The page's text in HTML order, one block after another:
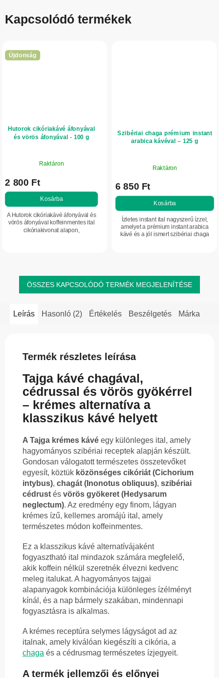
Kapcsolódó termékek
Újdonság
Hutorok cikóriakávé áfonyával
és vörös áfonyával - 100 g
Raktáron
2 800 Ft
Kosárba
A Hutorok cikóriakávé áfonyával és
vörös áfonyával koffeinmentes ital
cikóriakivonat alapon,
Szibériai chaga prémium instant
arabica kávéval – 125 g
Raktáron
6 850 Ft
Kosárba
Ízletes instant ital nagyszerű ízzel,
amelyet a prémium instant arabica
kávé és a jól ismert szibériai chaga
ÖSSZES KAPCSOLÓDÓ TERMÉK MEGJELENÍTÉSE
Leírás Hasonló (2) Értékelés Beszélgetés Márka
Termék részletes leírása
Tajga kávé chagával,
cédrussal és vörös gyökérrel
– krémes alternatíva a
klasszikus kávé helyett
A Tajga krémes kávé egy különleges ital, amely
hagyományos szibériai receptek alapján készült.
Gondosan válogatott természetes összetevőket
egyesít, köztük közönséges cikóriát (Cichorium
intybus), chagát (Inonotus obliquus), szibériai
cédrust és vörös gyökeret (Hedysarum
neglectum). Az eredmény egy finom, lágyan
krémes ízű, kellemes aromájú ital, amely
természetes módon koffeinmentes.
Ez a klasszikus kávé alternatívájaként
fogyasztható ital mindazok számára megfelelő,
akik koffein nélkül szeretnék élvezni kedvenc
meleg italukat. A hagyományos tajgai
alapanyagok kombinációja különleges ízélményt
kínál, és a nap bármely szakában, mindennapi
fogyasztásra is alkalmas.
A krémes receptúra selymes lágyságot ad az
italnak, amely kiválóan kiegészíti a cikória, a
chaga és a cédrusmag természetes ízjegyeit.
A termék jellemzői és előnyei